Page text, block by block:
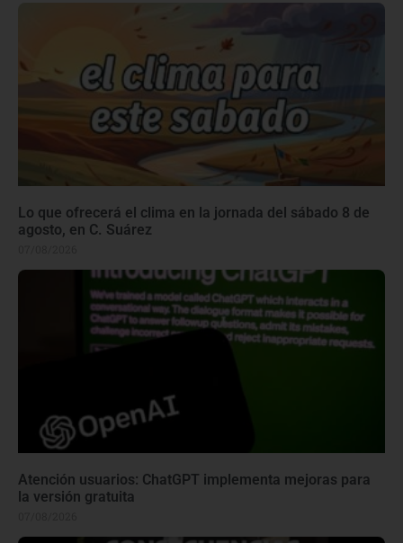
Lo que ofrecerá el clima en la jornada del sábado 8 de
agosto, en C. Suárez
Atención usuarios: ChatGPT implementa mejoras para
la versión gratuita